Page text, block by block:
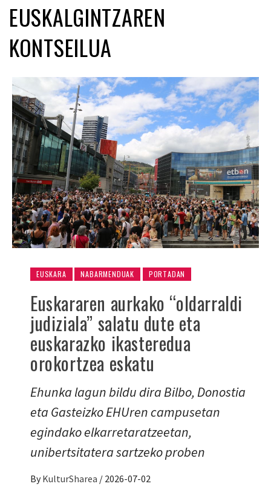
EUSKALGINTZAREN
KONTSEILUA
EUSKARA NABARMENDUAK PORTADAN
Euskararen aurkako “oldarraldi
judiziala” salatu dute eta
euskarazko ikasteredua
orokortzea eskatu
Ehunka lagun bildu dira Bilbo, Donostia
eta Gasteizko EHUren campusetan
egindako elkarretaratzeetan,
unibertsitatera sartzeko proben
By KulturSharea / 2026-07-02